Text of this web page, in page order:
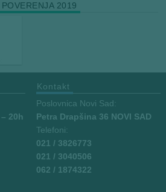
2019
– 20h
Kontakt
Poslovnica Novi Sad:
Petra Drapšina 36 NOVI SAD
Telefoni:
021 / 3826773
021 / 3040506
062 / 1874322